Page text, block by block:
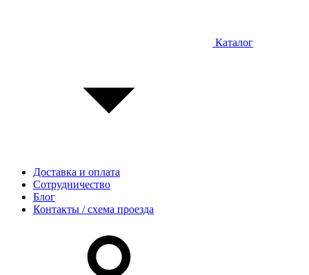
Каталог
Доставка и оплата
Сотрудничество
Блог
Контакты / схема проезда